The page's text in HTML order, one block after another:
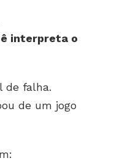
interpreta o
de falha.
de um jogo